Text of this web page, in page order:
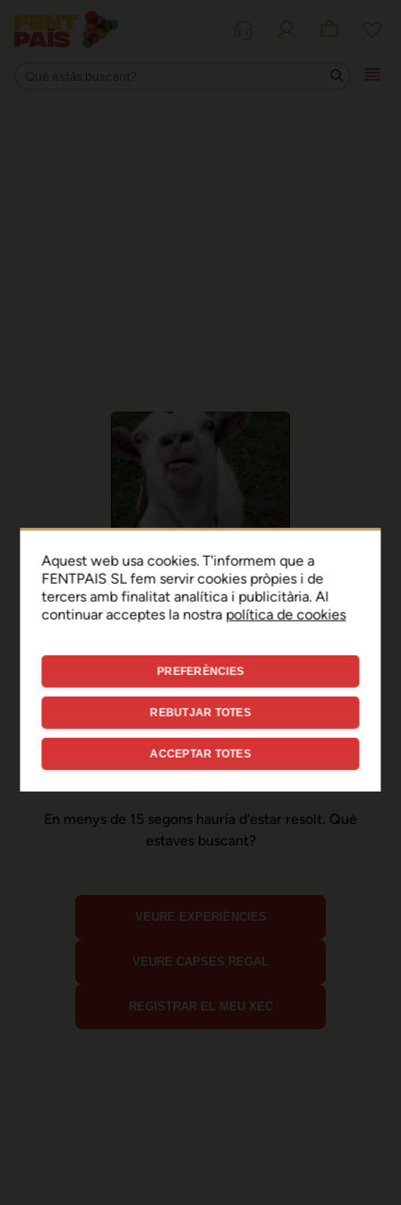
Ep, disculpa!
Sembla que hi ha hagut un
error de connexió temporal
En menys de 15 segons hauria d'estar resolt. Què
estaves buscant?
VEURE EXPERIÈNCIES
VEURE CAPSES REGAL
REGISTRAR EL MEU XEC
Aquest web usa cookies. T'informem que a
FENTPAIS SL fem servir cookies pròpies i de
tercers amb finalitat analítica i publicitària. Al
continuar acceptes la nostra política de cookies
PREFERÈNCIES
REBUTJAR TOTES
ACCEPTAR TOTES